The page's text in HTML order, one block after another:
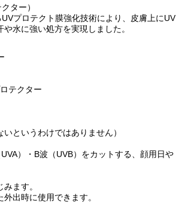
ター）
プロテクト膜強化技術により、皮膚上にUV
水に強い処方を実現しました。
テクター
というわけではありません）
）・B波（UVB）をカットする、顔用日や
ます。
出時に使用できます。